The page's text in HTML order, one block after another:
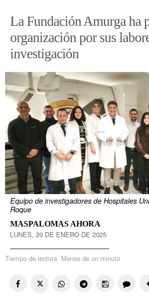
La Fundación Amurga ha
organización por sus
investigación
Equipo de investigadores de Hospitales
Roque
MASPALOMAS AHORA
LUNES, 20 DE ENERO DE 2025
Tiempo de lectura: Menos de un minuto